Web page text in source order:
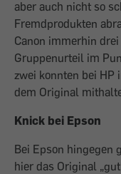
aber auch nicht so
Fremdprodukten
Canon immerhin
Gruppenurteil im
zwei konnten bei
dem Original
Knick bei Epson
Bei Epson hingegen
hier das Original